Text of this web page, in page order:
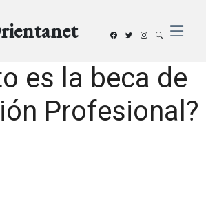
es la beca de
Profesional?